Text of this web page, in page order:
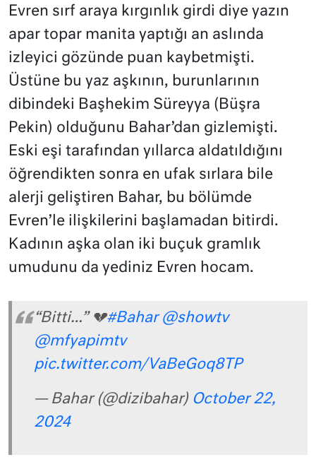
Evren sırf araya kırgınlık girdi diye yazın
apar topar manita yaptığı an aslında
izleyici gözünde puan kaybetmişti.
Üstüne bu yaz aşkının, burunlarının
dibindeki Başhekim Süreyya (Büşra
Pekin) olduğunu Bahar’dan gizlemişti.
Eski eşi tarafından yıllarca aldatıldığını
öğrendikten sonra en ufak sırlara bile
alerji geliştiren Bahar, bu bölümde
Evren’le ilişkilerini başlamadan bitirdi.
Kadının aşka olan iki buçuk gramlık
umudunu da yediniz Evren hocam.
“Bitti…” 💔#Bahar @showtv
@mfyapimtv
pic.twitter.com/VaBeGoq8TP
— Bahar (@dizibahar) October 22,
2024